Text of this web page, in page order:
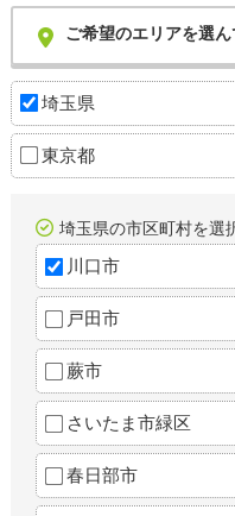
ご希望のエリアを選
埼玉県
東京都
埼玉県の市区町村を選
川口市
戸田市
蕨市
さいたま市緑区
春日部市